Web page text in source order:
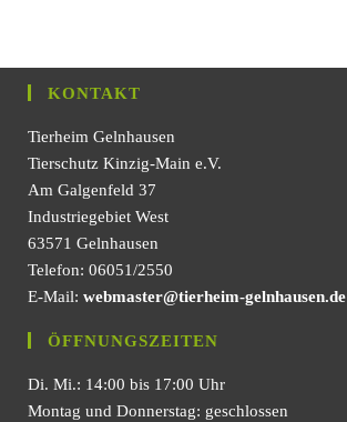
KONTAKT
Tierheim Gelnhausen
Tierschutz Kinzig-Main e.V.
Am Galgenfeld 37
Industriegebiet West
63571 Gelnhausen
Telefon: 06051/2550
E-Mail: webmaster@tierheim-gelnhausen.de
ÖFFNUNGSZEITEN
Di. Mi.: 14:00 bis 17:00 Uhr
Montag und Donnerstag: geschlossen